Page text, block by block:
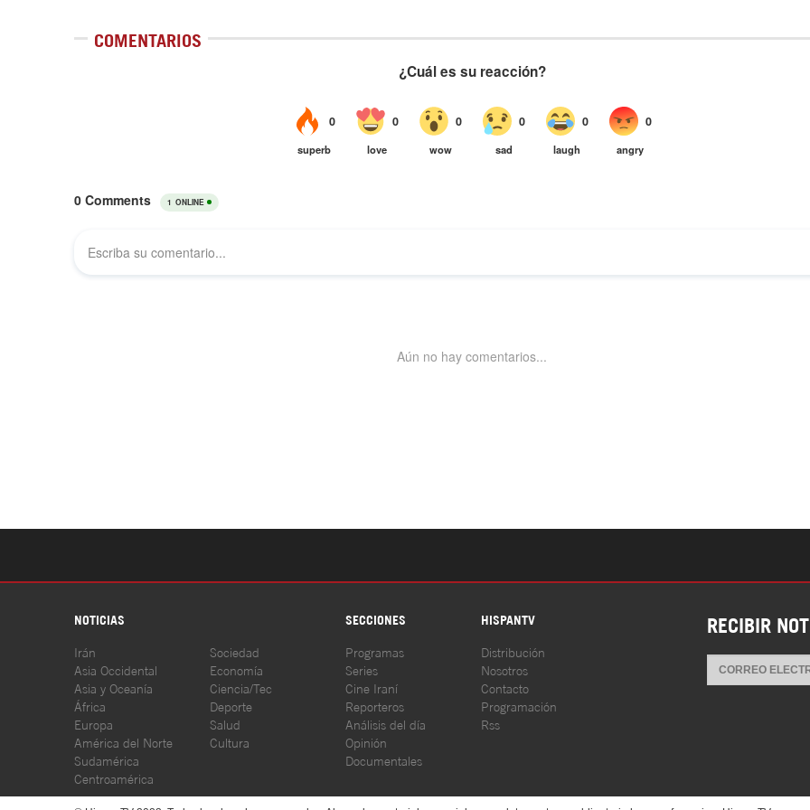
COMENTARIOS
NOTICIAS SECCIONES HISPANTV
Irán
Asia Occidental
Asia y Oceanía
África
Europa
América del Norte
Sudamérica
Centroamérica
Sociedad
Economía
Ciencia/Tec
Deporte
Salud
Cultura
Programas
Series
Cine Iraní
Reporteros
Análisis del día
Opinión
Documentales
Distribución
Nosotros
Contacto
Programación
Rss
RECIBIR